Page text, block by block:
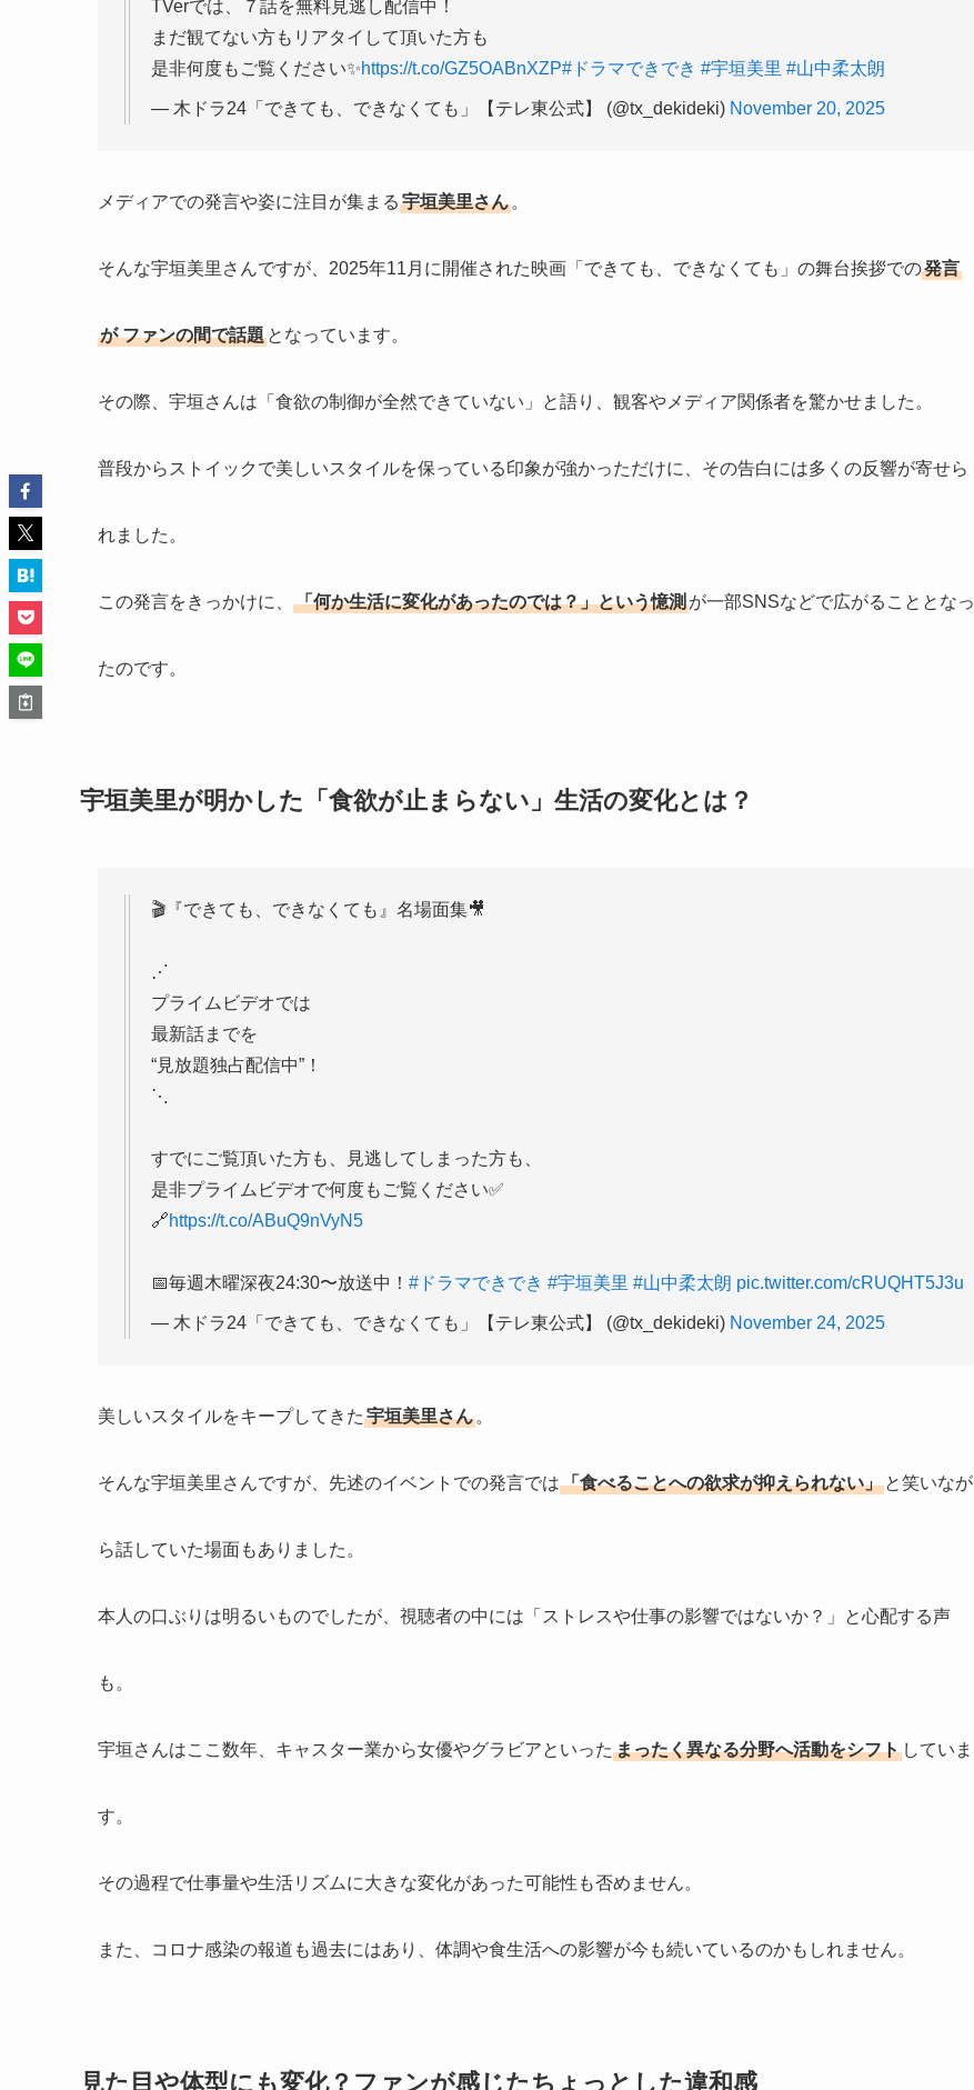
TVerでは、７話を無料見逃し配信中！
まだ観てない方もリアタイして頂いた方も
是非何度もご覧ください✨https://t.co/GZ5OABnXZP#ドラマできでき #宇垣美里 #山中柔太朗
— 木ドラ24「できても、できなくても」【テレ東公式】 (@tx_dekideki) November 20, 2025
メディアでの発言や姿に注目が集まる 宇垣美里さん 。
そんな宇垣美里さんですが、2025年11月に開催された映画「できても、できなくても」の舞台挨拶での発言
が ファンの間で話題 となっています。
その際、宇垣さんは「食欲の制御が全然できていない」と語り、観客やメディア関係者を驚かせました。
普段からストイックで美しいスタイルを保っている印象が強かっただけに、その告白には多くの反響が寄せら
れました。
この発言をきっかけに、 「何か生活に変化があったのでは？」という憶測が一部SNSなどで広がることとなっ
たのです。
宇垣美里が明かした「食欲が止まらない」生活の変化とは？
🎬『できても、できなくても』名場面集🎥
⋰
プライムビデオでは
最新話までを
“見放題独占配信中”！
⋱
すでにご覧頂いた方も、見逃してしまった方も、
是非プライムビデオで何度もご覧ください✅
🔗https://t.co/ABuQ9nVyN5
📅毎週木曜深夜24:30〜放送中！ #ドラマできでき #宇垣美里 #山中柔太朗 pic.twitter.com/cRUQHT5J3u
— 木ドラ24「できても、できなくても」【テレ東公式】 (@tx_dekideki) November 24, 2025
美しいスタイルをキープしてきた 宇垣美里さん 。
そんな宇垣美里さんですが、先述のイベントでの発言では「食べることへの欲求が抑えられない」 と笑いなが
ら話していた場面もありました。
本人の口ぶりは明るいものでしたが、視聴者の中には「ストレスや仕事の影響ではないか？」と心配する声
も。
宇垣さんはここ数年、キャスター業から女優やグラビアといった まったく異なる分野へ活動をシフト していま
す。
その過程で仕事量や生活リズムに大きな変化があった可能性も否めません。
また、コロナ感染の報道も過去にはあり、体調や食生活への影響が今も続いているのかもしれません。
見た目や体型にも変化？ファンが感じたちょっとした違和感